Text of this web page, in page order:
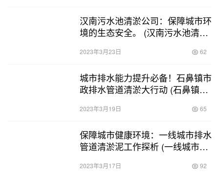
汉南污水池清淤公司：保障城市环
境的生态安全。 (汉南污水池清淤
2023年3月23日 62
城市排水能力提升必备！石鼻镇市
政排水管道清淤大行动 (石鼻镇市
2023年3月19日 65
保障城市健康环境：一线城市排水
管道清淤泥工作探析 (一线城市排
2023年3月17日 92